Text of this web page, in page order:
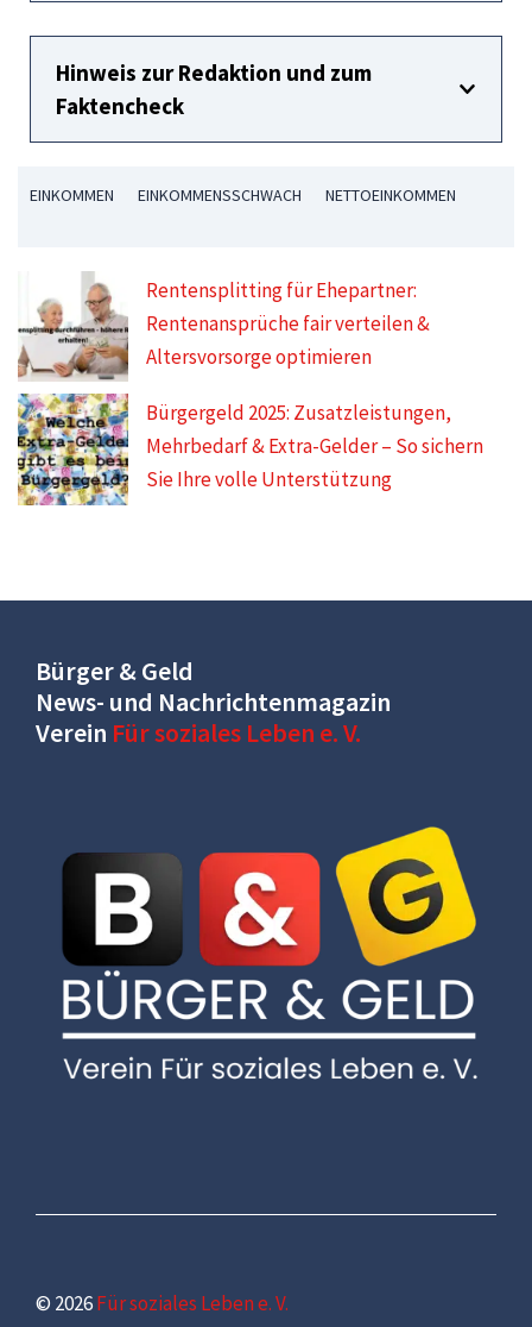
Hinweis zur Redaktion und zum
Faktencheck
EINKOMMEN EINKOMMENSSCHWACH NETTOEINKOMMEN
Rentensplitting für Ehepartner:
Rentenansprüche fair verteilen &
Altersvorsorge optimieren
Bürgergeld 2025: Zusatzleistungen,
Mehrbedarf & Extra-Gelder – So sichern
Sie Ihre volle Unterstützung
Bürger & Geld
News- und Nachrichtenmagazin
Verein Für soziales Leben e. V.
© 2026Für soziales Leben e. V.